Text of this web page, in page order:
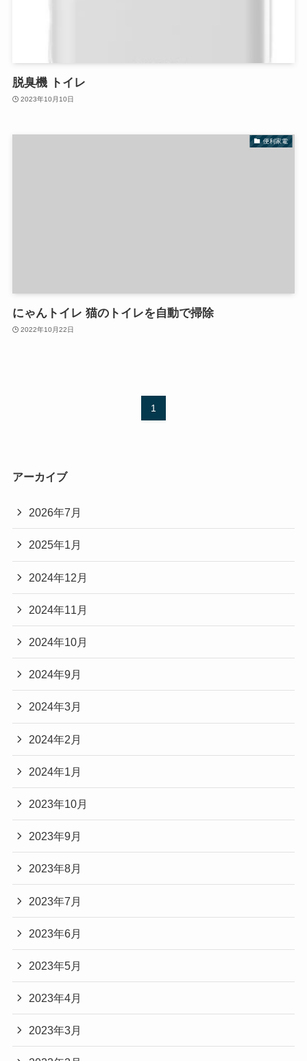
脱臭機 トイレ
2023年10月10日
便利家電
にゃんトイレ 猫のトイレを自動で掃除
2022年10月22日
1
アーカイブ
2026年7月
2025年1月
2024年12月
2024年11月
2024年10月
2024年9月
2024年3月
2024年2月
2024年1月
2023年10月
2023年9月
2023年8月
2023年7月
2023年6月
2023年5月
2023年4月
2023年3月